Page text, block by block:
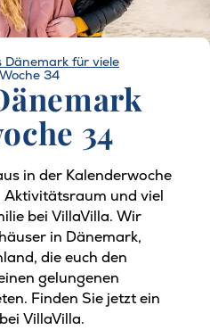
Dänemark für viele
34
34
in der Kalenderwoche
und viel
bei VillaVilla. Wir
in Dänemark,
die euch den
gelungenen
Finden Sie jetzt ein
VillaVilla.